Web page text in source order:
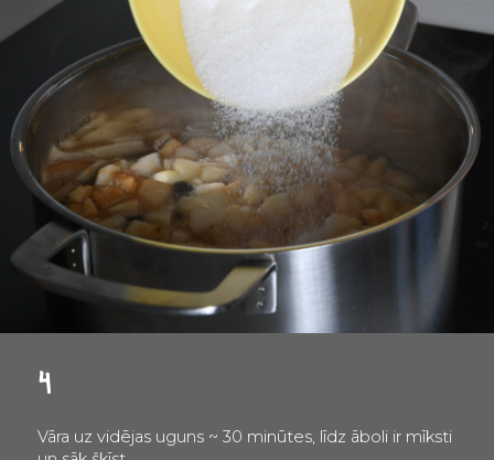
4
Vāra uz vidējas uguns ~ 30 minūtes, līdz āboli ir mīksti